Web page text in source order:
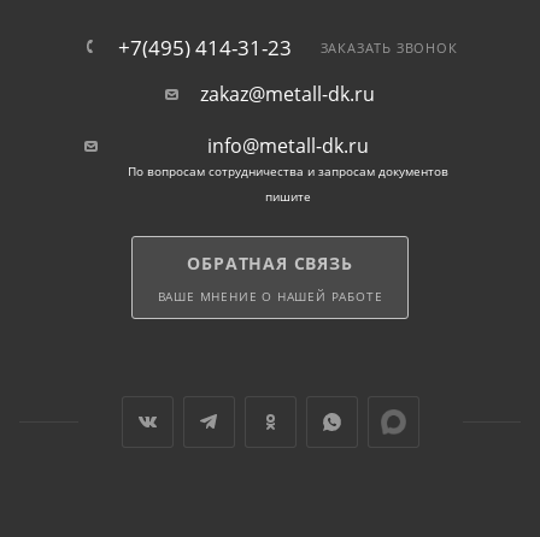
+7(495) 414-31-23 ЗАКАЗАТЬ ЗВОНОК
zakaz@metall-dk.ru
info@metall-dk.ru
По вопросам сотрудничества и запросам документов
пишите
ОБРАТНАЯ СВЯЗЬ
ВАШЕ МНЕНИЕ О НАШЕЙ РАБОТЕ